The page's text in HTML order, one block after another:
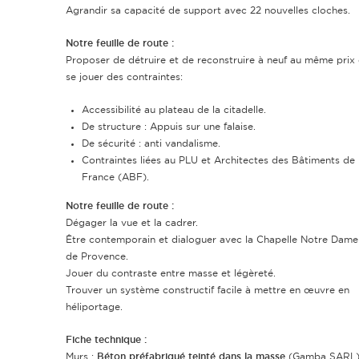
Agrandir sa capacité de support avec 22 nouvelles cloches.
Notre feuille de route :
Proposer de détruire et de reconstruire à neuf au même prix
se jouer des contraintes:
Accessibilité au plateau de la citadelle.
De structure : Appuis sur une falaise.
De sécurité : anti vandalisme.
Contraintes liées au PLU et Architectes des Bâtiments de
France (ABF).
Notre feuille de route :
Dégager la vue et la cadrer.
Être contemporain et dialoguer avec la Chapelle Notre Dame
de Provence.
Jouer du contraste entre masse et légèreté.
Trouver un système constructif facile à mettre en œuvre en
héliportage.
Fiche technique :
Murs : Béton préfabriqué teinté dans la masse (Gamba